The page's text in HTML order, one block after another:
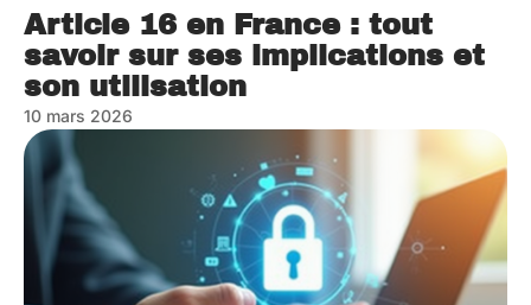
Article 16 en France : tout
savoir sur ses implications et
son utilisation
10 mars 2026